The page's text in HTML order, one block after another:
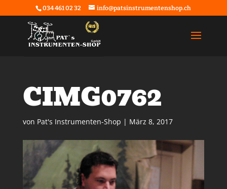
034 461 02 32 info@patsinstrumentenshop.ch
CIMG0762
von Pat's Instrumenten-Shop | März 8, 2017